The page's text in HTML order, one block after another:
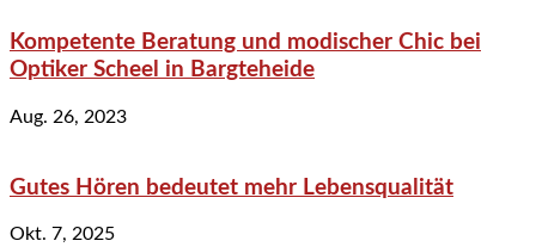
Kompetente Beratung und modischer Chic bei
Optiker Scheel in Bargteheide
Aug. 26, 2023
Gutes Hören bedeutet mehr Lebensqualität
Okt. 7, 2025